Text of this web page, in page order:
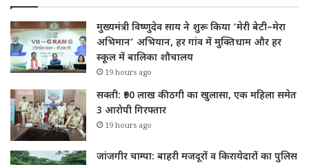
मुख्यमंत्री विष्णुदेव साय ने शुरू किया ‘मेरी बेटी–मेरा
अभिमान’ अभियान, हर गांव में मुक्तिधाम और हर
स्कूल में बालिका शौचालय
19 hours ago
सक्ती: ₹90 लाख की ठगी का खुलासा, एक महिला समेत
3 आरोपी गिरफ्तार
19 hours ago
जांजगीर चाम्पा: बाहरी मजदूरों व किरायेदारों का पुलिस